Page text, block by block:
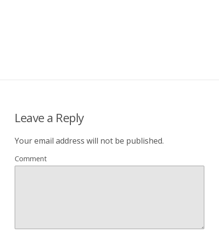
Leave a Reply
Your email address will not be published.
Comment